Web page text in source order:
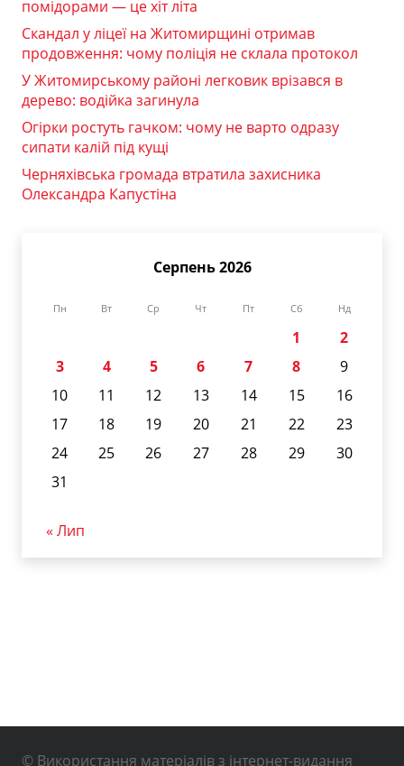
помідорами — це хіт літа
Скандал у ліцеї на Житомирщині отримав
продовження: чому поліція не склала протокол
У Житомирському районі легковик врізався в
дерево: водійка загинула
Огірки ростуть гачком: чому не варто одразу
сипати калій під кущі
Черняхівська громада втратила захисника
Олександра Капустіна
Серпень 2026
Пн Вт Ср Чт Пт Сб Нд
1
2
3
4 5 6 7 8
9
10
11 12 13 14 15
16
17
18 19 20 21 22
23
24
25 26 27 28 29
30
31
« Лип
© Використання матеріалів з інтернет-видання